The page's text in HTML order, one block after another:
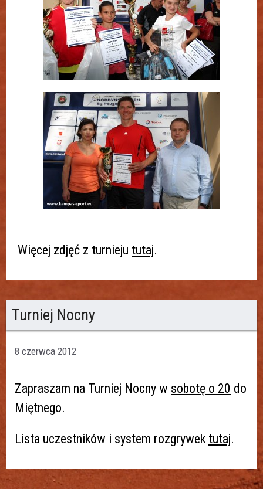
Więcej zdjęć z turnieju tutaj.
Turniej Nocny
8 czerwca 2012
Zapraszam na Turniej Nocny w sobotę o 20 do
Miętnego.
Lista uczestników i system rozgrywek tutaj.